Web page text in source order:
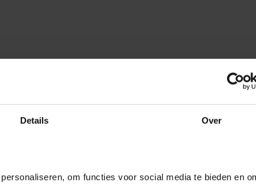
Details Over
om functies voor social media te bieden en